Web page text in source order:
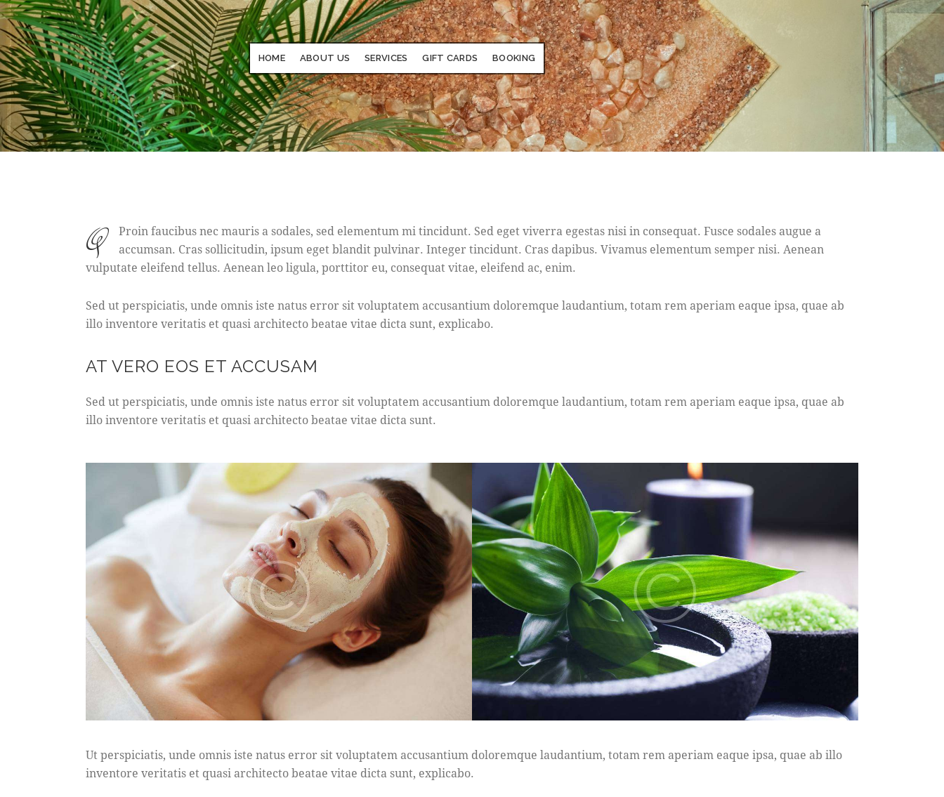
HOME ABOUT US SERVICES GIFT CARDS BOOKING
q
Proin faucibus nec mauris a sodales, sed elementum mi tincidunt. Sed eget viverra egestas nisi in consequat. Fusce sodales augue a
accumsan. Cras sollicitudin, ipsum eget blandit pulvinar. Integer tincidunt. Cras dapibus. Vivamus elementum semper nisi. Aenean
vulputate eleifend tellus. Aenean leo ligula, porttitor eu, consequat vitae, eleifend ac, enim.
Sed ut perspiciatis, unde omnis iste natus error sit voluptatem accusantium doloremque laudantium, totam rem aperiam eaque ipsa, quae ab
illo inventore veritatis et quasi architecto beatae vitae dicta sunt, explicabo.
AT VERO EOS ET ACCUSAM
Sed ut perspiciatis, unde omnis iste natus error sit voluptatem accusantium doloremque laudantium, totam rem aperiam eaque ipsa, quae ab
illo inventore veritatis et quasi architecto beatae vitae dicta sunt.
Ut perspiciatis, unde omnis iste natus error sit voluptatem accusantium doloremque laudantium, totam rem aperiam eaque ipsa, quae ab illo
inventore veritatis et quasi architecto beatae vitae dicta sunt, explicabo.